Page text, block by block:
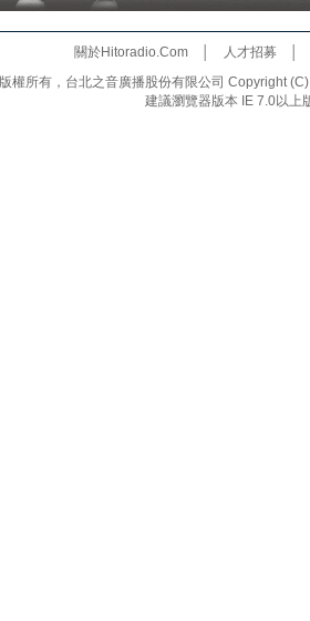
關於Hitoradio.Com│ 人才招募
版權所有，台北之音廣播股份有限公司 Copyright
建議瀏覽器版本 IE 7.0以上